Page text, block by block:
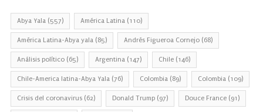
Abya Yala (557) América Latina (110)
América Latina-Abya yala (85) Andrés Figueroa Cornejo (68)
Análisis político (65) Argentina (147) Chile (146)
Chile-America latina-Abya Yala (76) Colombia (89) Colombia (109)
Crisis del coronavirus (62) Donald Trump (97) Douce France (91)